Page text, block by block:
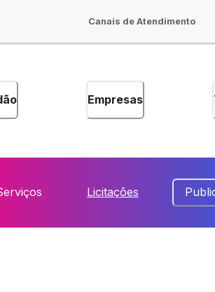
Canais de Atendimento
Empresas
Licitações